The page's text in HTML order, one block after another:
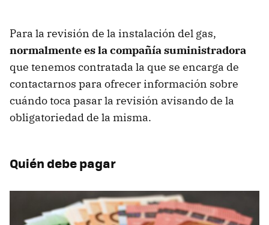
Para la revisión de la instalación del gas,
normalmente es la compañía suministradora
que tenemos contratada la que se encarga de
contactarnos para ofrecer información sobre
cuándo toca pasar la revisión avisando de la
obligatoriedad de la misma.
Quién debe pagar